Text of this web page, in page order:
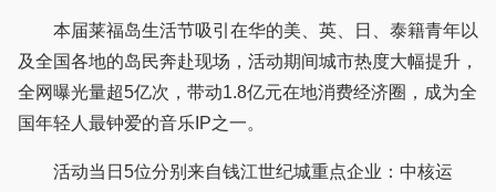
本届莱福岛生活节吸引在华的美、英、日、泰籍青年以
及全国各地的岛民奔赴现场，活动期间城市热度大幅提升，
全网曝光量超5亿次，带动1.8亿元在地消费经济圈，成为全
国年轻人最钟爱的音乐IP之一。
活动当日5位分别来⾃钱江世纪城重点企业：中核运